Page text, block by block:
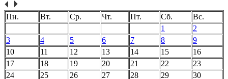
Пн. Вт. Ср. Чт. Пт. Сб.
Вс.
1
2
3
4 5 6 7 8
9
10
11 12 13 14 15
16
17
18 19 20 21 22
23
24
25 26 27 28 29
30